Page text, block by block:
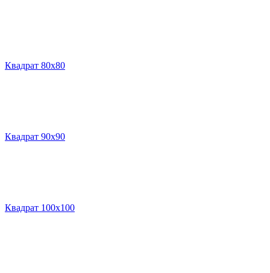
Квадрат 80х80
Квадрат 90х90
Квадрат 100х100